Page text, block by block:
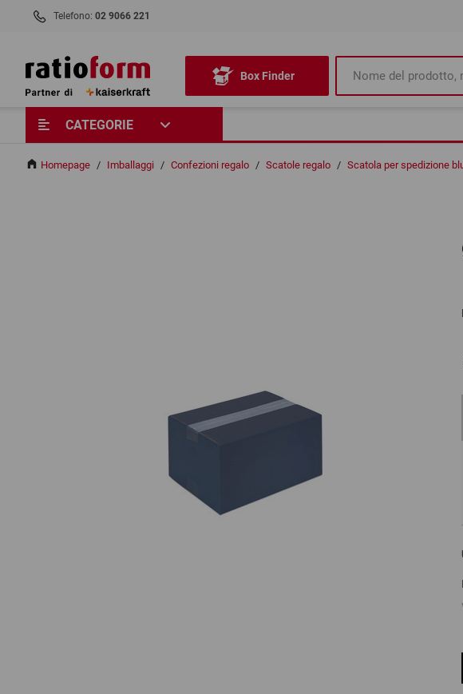
Telefono: 02 9066 221
Box Finder
CATEGORIE
Homepage / Imballaggi / Confezioni regalo / Scatole regalo / Scatola per spedizione